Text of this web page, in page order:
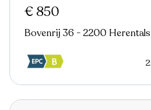
€ 850
Bovenrij 36 - 2200 Herentals
2